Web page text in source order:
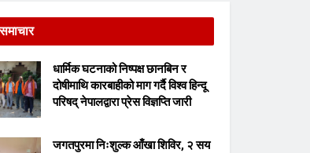
धार्मिक घटनाको निष्पक्ष छानबिन र
दोषीमाथि कारबाहीको माग गर्दै विश्व हिन्दू
परिषद् नेपालद्वारा प्रेस विज्ञप्ति जारी
जगतपुरमा निःशुल्क आँखा शिविर, २ सय